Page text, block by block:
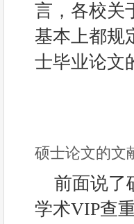
言，各校关
基本上都规
士毕业论文
硕士论文的文
前面说了
学术VIP查